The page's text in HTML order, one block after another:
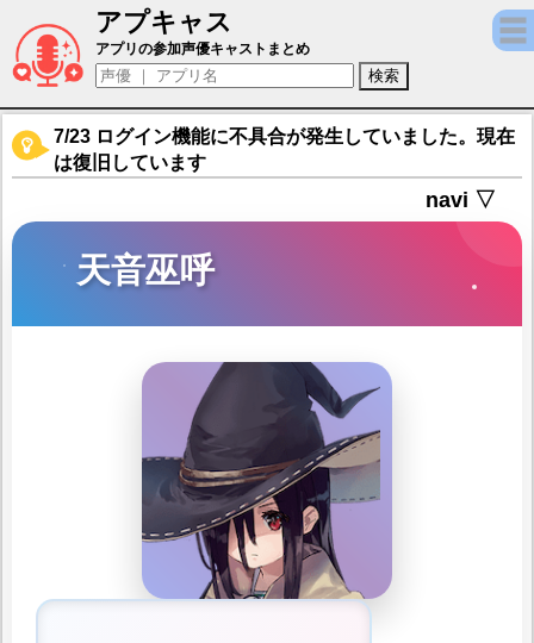
アプキャス
天音巫呼（声優：宮崎珠子)【ヘブンバーン
アプリの参加声優キャストまとめ
7/23 ログイン機能に不具合が発生していました。現在
は復旧しています
navi ▽
天音巫呼